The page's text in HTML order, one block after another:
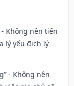
Không nên tiến
lý yếu địch lý
- Không nên